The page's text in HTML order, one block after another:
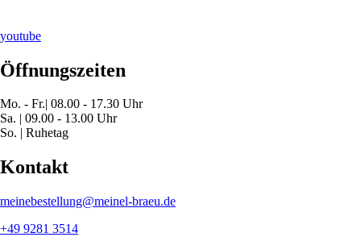
youtube
Öffnungszeiten
Mo. - Fr.| 08.00 - 17.30 Uhr
Sa. | 09.00 - 13.00 Uhr
So. | Ruhetag
Kontakt
meinebestellung@meinel-braeu.de
+49 9281 3514